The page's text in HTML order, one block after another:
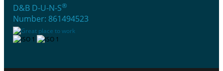
D&B D-U-N-S®
Number: 861494523